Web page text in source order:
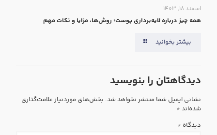
اسفند ۱۸, ۱۴۰۳
همه‌ چیز درباره لایه‌برداری پوست؛ روش‌ها، مزایا و نکات مهم
بیشتر بخوانید
دیدگاهتان را بنویسید
نشانی ایمیل شما منتشر نخواهد شد. بخش‌های موردنیاز علامت‌گذاری
شده‌اند *
دیدگاه *